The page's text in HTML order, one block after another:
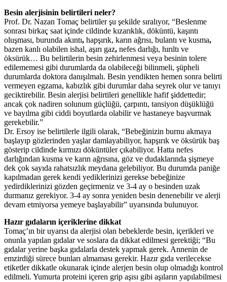
Besin alerjisinin belirtileri neler?
Prof. Dr. Nazan Tomaç belirtiler şu şekilde sıralıyor, “Beslenme
sonrası birkaç saat içinde cildinde kızarıklık, döküntü, kaşıntı
oluşması, burunda akıntı, hapşırık, karın ağrısı, bulantı ve kusma,
bazen kanlı olabilen ishal, aşırı gaz, nefes darlığı, hırıltı ve
öksürük… Bu belirtilerin besin zehirlenmesi veya besinin tolere
edilememesi gibi durumlarda da olabileceği bilinmeli, şüpheli
durumlarda doktora danışılmalı. Besin yendikten hemen sonra belirti
vermeyen egzama, kabızlık gibi durumlar daha seyrek olur ve tanıyı
geciktirebilir. Besin alerjisi belirtileri genellikle hafif şiddettedir;
ancak çok nadiren solunum güçlüğü, çarpıntı, tansiyon düşüklüğü
ve bayılma gibi ciddi boyutlarda olabilir ve hastaneye başvurmak
gerekebilir.”
Dr. Ersoy ise belirtilerle ilgili olarak, “Bebeğinizin burnu akmaya
başlayıp gözlerinden yaşlar damlayabiliyor, hapşırık ve öksürük baş
gösterip cildinde kırmızı döküntüler çıkabiliyor. Hatta nefes
darlığından kusma ve karın ağrısına, göz ve dudaklarında şişmeye
dek çok sayıda rahatsızlık meydana gelebiliyor. Bu durumda paniğe
kapılmadan gerek kendi yediklerinizi gerekse bebeğinize
yedirdiklerinizi gözden geçirmeniz ve 3-4 ay o besinden uzak
durmanız gerekiyor. 3-4 ay sonra yeniden besin denenebilir ve alerji
devam etmiyorsa yemeye başlayabilir” uyarısında bulunuyor.
Hazır gıdaların içeriklerine dikkat
Tomaç’ın bir uyarısı da alerjisi olan bebeklerde besin, içerikleri ve
onunla yapılan gıdalar ve soslara da dikkat edilmesi gerektiği; “Bu
gıdalar yerine başka gıdalarla destek yapmak gerek. Annenin de
emzirdiği sürece bunları almaması gerekir. Hazır gıda verilecekse
etiketler dikkatle okunarak içinde alerjen besin olup olmadığı kontrol
edilmeli. Yumurta proteini içeren grip aşısı gibi aşıların yapılabilmesi